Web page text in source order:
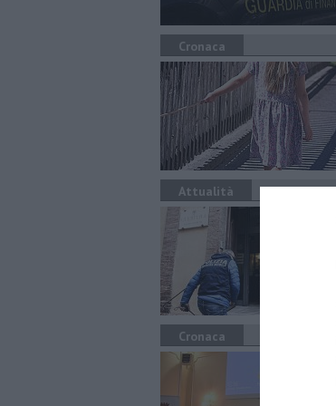
Cronaca
Attualità
Cronaca